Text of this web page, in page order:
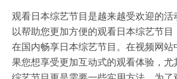
观看日本综艺节目是越来越受欢迎的
以帮助您更加方便的观看日本综艺节
在国内畅享日本综艺节目。在视频网站
果您想享受更加互动式的观看体验，尤